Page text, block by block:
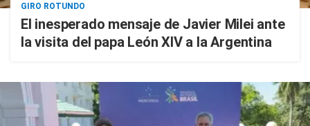
GIRO ROTUNDO
El inesperado mensaje de Javier Milei ante
la visita del papa León XIV a la Argentina